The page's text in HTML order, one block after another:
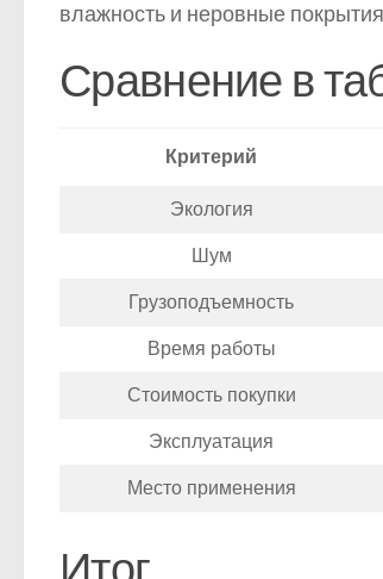
влажность и неровные
Сравнение в
Критерий
Экология
Шум
Грузоподъемность
Время работы
Стоимость покупки
Эксплуатация
Место применения